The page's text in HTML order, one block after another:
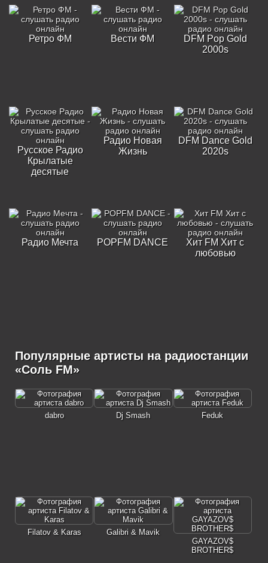
Ретро ФМ Вести ФМ
DFM Pop Gold
2000s
Русское Радио
Крылатые
десятые
Радио Новая
Жизнь
DFM Dance Gold
2020s
Радио Мечта POPFM DANCE
Хит FM Хит с
любовью
Популярные артисты на радиостанции
«Соль FM»
dabro Dj Smash Feduk
Filatov & Karas
Galibri & Mavik
GAYAZOV$
BROTHER$